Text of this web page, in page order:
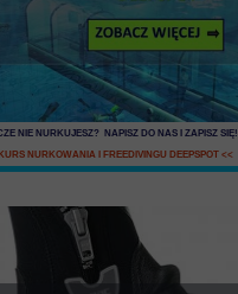
NIE NURKUJESZ? NAPISZ DO NAS I ZAPISZ SIĘ!
NURKOWANIA I FREEDIVINGU DEEPSPOT<<
SKLEP MENU